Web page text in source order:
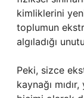
kimliklerini
toplumun
algıladığı
Peki, sizce
kaynağı